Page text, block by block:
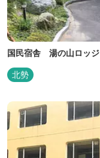
国民宿舎 湯の山ロッジ
北勢